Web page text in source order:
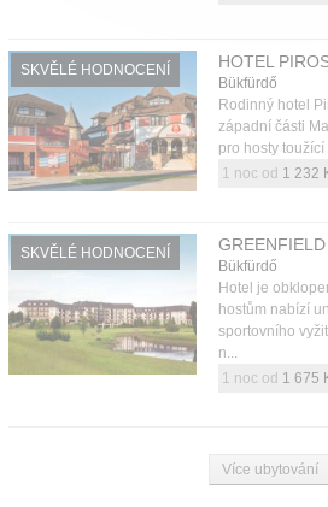
SKVĚLÉ HODNOCENÍ HOTEL
Bükfürdő
Rodinný hotel
západní části
pro hosty
1 noc od 1 232
SKVĚLÉ HODNOCENÍ
Bükfürdő
Hotel je
hostům nabízí
sportovního
n...
1 noc od 1 675
Více ubytování